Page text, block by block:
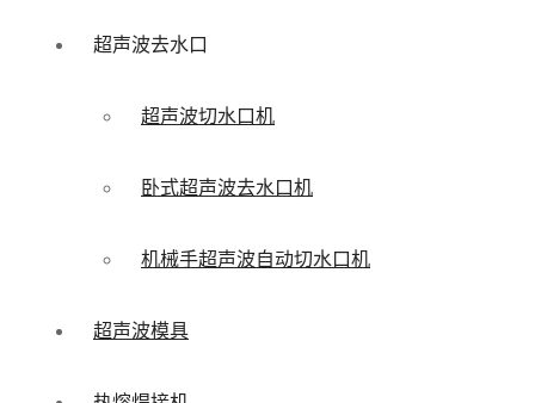
超声波去水口
超声波切水口机
卧式超声波去水口机
机械手超声波自动切水口机
超声波模具